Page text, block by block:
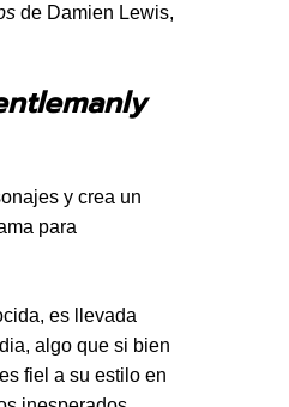
de Damien Lewis,
y crea un
para
es llevada
algo que si bien
fiel a su estilo en